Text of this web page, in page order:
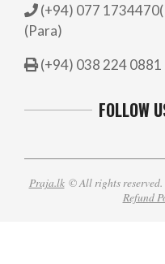
(+94) 077
(Para)
(+94) 038 224 0881
FOLLOW
Praja.lk© All rights reserved.
Refund